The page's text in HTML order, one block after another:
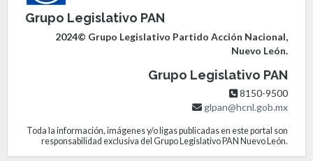
Grupo Legislativo PAN
2024© Grupo Legislativo Partido Acción Nacional,
Nuevo León.
Grupo Legislativo PAN
8150-9500
glpan@hcnl.gob.mx
Toda la información, imágenes y/o ligas publicadas en este portal son
responsabilidad exclusiva del Grupo Legislativo PAN Nuevo León.